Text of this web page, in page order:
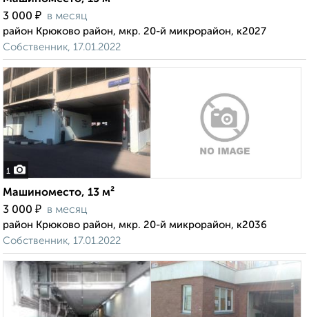
3 000 ₽ в месяц
район Крюково район, мкр. 20-й микрорайон, к2027
Собственник, 17.01.2022
1
Машиноместо, 13 м²
3 000 ₽ в месяц
район Крюково район, мкр. 20-й микрорайон, к2036
Собственник, 17.01.2022